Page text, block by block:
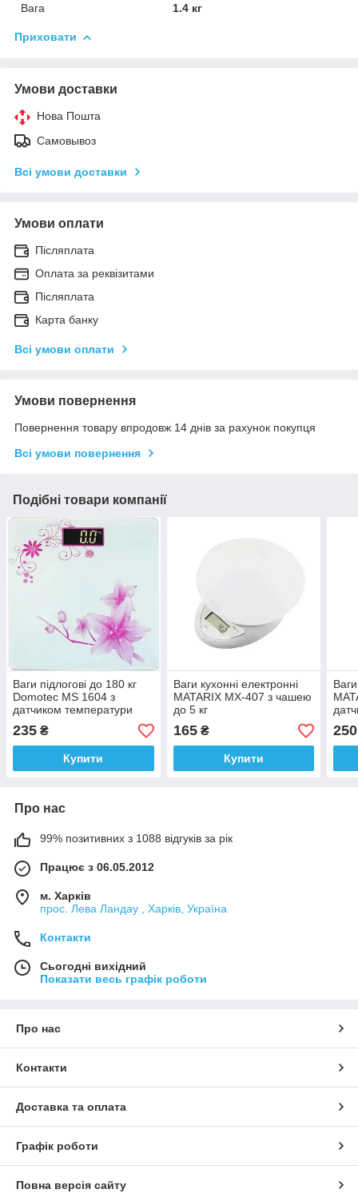
Вага
1.4 кг
Приховати
Умови доставки
Нова Пошта
Самовывоз
Всі умови доставки
Умови оплати
Післяплата
Оплата за реквізитами
Післяплата
Карта банку
Всі умови оплати
Умови повернення
Повернення товару впродовж 14 днів за рахунок покупця
Всі умови повернення
Подібні товари компанії
Ваги підлогові до 180 кг
Domotec MS 1604 з
датчиком температури
235 ₴
Купити
Ваги кухонні електронні
MATARIX MX-407 з чашею
до 5 кг
165₴
Купити
250
Про нас
99% позитивних з 1088 відгуків за рік
Працює з 06.05.2012
м. Харків
прос. Лева Ландау , Харків, Україна
Контакти
Сьогодні вихідний
Показати весь графік роботи
Про нас
Контакти
Доставка та оплата
Графік роботи
Повна версія сайту